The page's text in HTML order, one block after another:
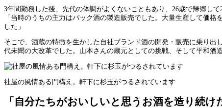
3年間勤務した後、先代の体調がよくないこともあり、26歳で帰郷し
「当時のうちの主力はパック酒の製造販売でした。大量生産して価
した」
そこで、酒蔵の特徴を生かした自社ブランド酒の開発・販売に乗り
代未聞の大改革でした。山本さんの蔵元としての挑戦、そして平和酒
社屋の風情ある門構え。軒下に杉玉がつるされています
「自分たちがおいしいと思うお酒を造り続け